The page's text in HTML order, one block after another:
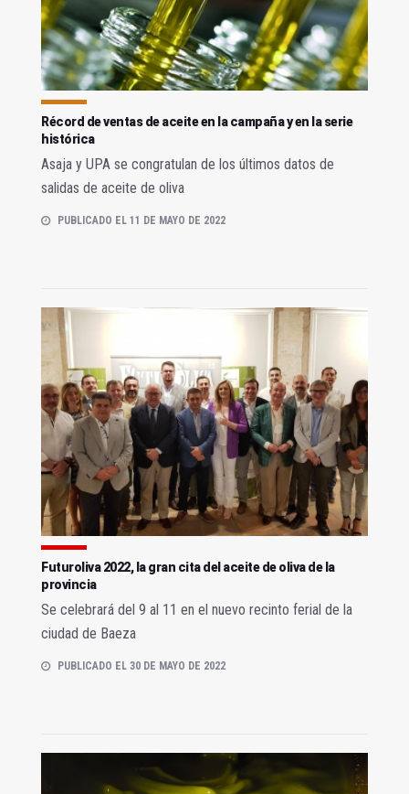
Récord de ventas de aceite en la campaña y en la serie
histórica
Asaja y UPA se congratulan de los últimos datos de
salidas de aceite de oliva
PUBLICADO EL 11 DE MAYO DE 2022
Futuroliva 2022, la gran cita del aceite de oliva de la
provincia
Se celebrará del 9 al 11 en el nuevo recinto ferial de la
ciudad de Baeza
PUBLICADO EL 30 DE MAYO DE 2022